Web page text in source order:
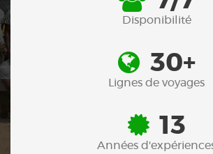
Disponibilité
30+
Lignes de voyages
13
Années